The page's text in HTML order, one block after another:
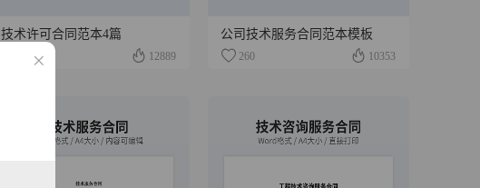
技术许可合同范本4篇
261 12889
公司技术服务合同范本模板
260 10353